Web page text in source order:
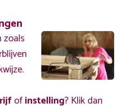
zoals
ofinstelling? Klik dan